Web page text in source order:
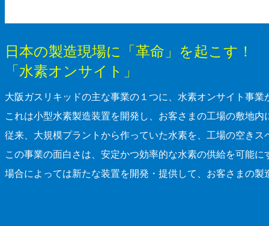
日本の製造現場に「革命」を起こす！
「水素オンサイト」
大阪ガスリキッドの主な事業の１つに、水素オンサイト事業
これは小型水素製造装置を開発し、お客さまの工場の敷地
従来、大規模プラントから作っていた水素を、工場の空き
この事業の面白さは、安定かつ効率的な水素の供給を可能
場合によっては新たな装置を開発・提供して、お客さまの